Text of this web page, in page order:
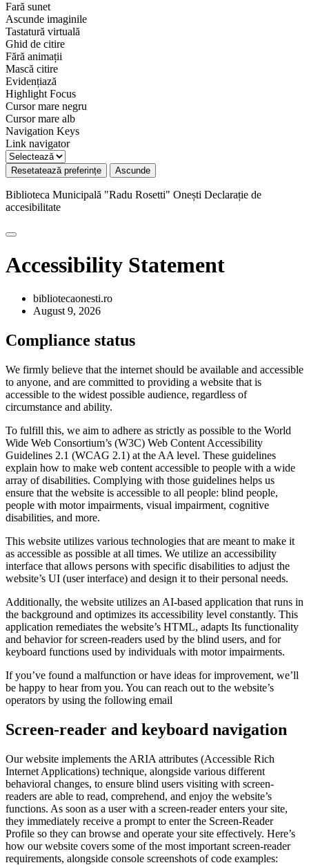
Fară sunet
Ascunde imaginile
Tastatură virtuală
Ghid de citire
Fără animații
Mască citire
Evidențiază
Highlight Focus
Cursor mare negru
Cursor mare alb
Navigation Keys
Link navigator
Resetatează preferințe Ascunde
Biblioteca Municipală "Radu Rosetti" Onești Declarație de
accesibilitate
Accessibility Statement
bibliotecaonesti.ro
August 9, 2026
Compliance status
We firmly believe that the internet should be available and accessible
to anyone, and are committed to providing a website that is
accessible to the widest possible audience, regardless of
circumstance and ability.
To fulfill this, we aim to adhere as strictly as possible to the World
Wide Web Consortium’s (W3C) Web Content Accessibility
Guidelines 2.1 (WCAG 2.1) at the AA level. These guidelines
explain how to make web content accessible to people with a wide
array of disabilities. Complying with those guidelines helps us
ensure that the website is accessible to all people: blind people,
people with motor impairments, visual impairment, cognitive
disabilities, and more.
This website utilizes various technologies that are meant to make it
as accessible as possible at all times. We utilize an accessibility
interface that allows persons with specific disabilities to adjust the
website’s UI (user interface) and design it to their personal needs.
Additionally, the website utilizes an AI-based application that runs in
the background and optimizes its accessibility level constantly. This
application remediates the website’s HTML, adapts Its functionality
and behavior for screen-readers used by the blind users, and for
keyboard functions used by individuals with motor impairments.
If you’ve found a malfunction or have ideas for improvement, we’ll
be happy to hear from you. You can reach out to the website’s
operators by using the following email
Screen-reader and keyboard navigation
Our website implements the ARIA attributes (Accessible Rich
Internet Applications) technique, alongside various different
behavioral changes, to ensure blind users visiting with screen-
readers are able to read, comprehend, and enjoy the website’s
functions. As soon as a user with a screen-reader enters your site,
they immediately receive a prompt to enter the Screen-Reader
Profile so they can browse and operate your site effectively. Here’s
how our website covers some of the most important screen-reader
requirements, alongside console screenshots of code examples: